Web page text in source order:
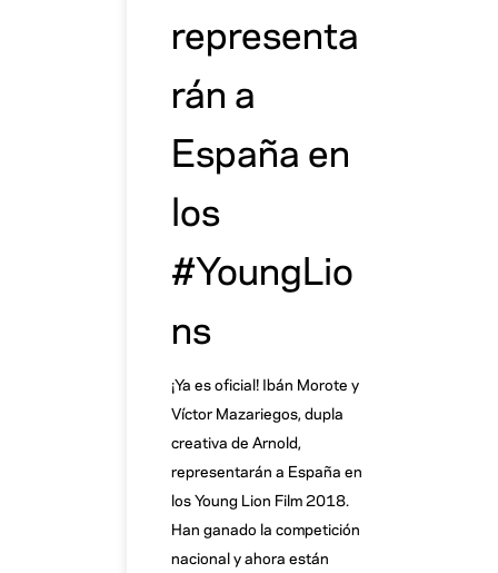
representa
rán a
España en
los
#YoungLio
ns
¡Ya es oficial! Ibán Morote y
Víctor Mazariegos, dupla
creativa de Arnold,
representarán a España en
los Young Lion Film 2018.
Han ganado la competición
nacional y ahora están